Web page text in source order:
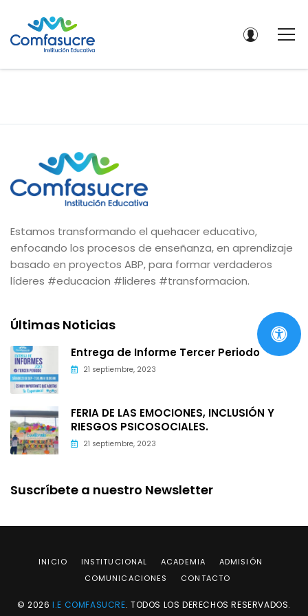
Estamos transformando el quehacer educativo,
enfocando los procesos de enseñanza, en aprendizaje
basado en proyectos ABP, para formar verdaderos
líderes #educacion #lideres #transformacion.
Últimas Noticias
Entrega de Informe Tercer Periodo
21 septiembre, 2023
FERIA DE LAS EMOCIONES, INCLUSIÓN Y
RIESGOS PSICOSOCIALES.
21 septiembre, 2023
Suscríbete a nuestro Newsletter
INICIO INSTITUCIONAL ACADEMIA
ADMISIÓN
COMUNICACIONES
CONTACTO
© 2026I.E COMFASUCRE. TODOS LOS DERECHOS RESERVADOS.